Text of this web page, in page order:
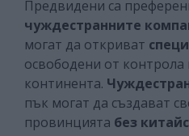
Предвидени са
чуждестранните
могат да откриват
освободени от
континента.
пък могат да създават
провинцията без